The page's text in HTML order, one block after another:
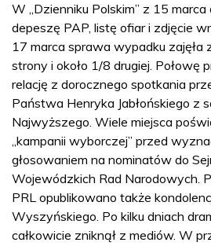
W „Dzienniku Polskim” z 15
depeszę PAP, listę ofiar i zdjęcie
17 marca sprawa wypadku
strony i około 1/8 drugiej. Połowę
relację z dorocznego spotkania
Państwa Henryka Jabłońskiego z
Najwyższego. Wiele miejsca
„kampanii wyborczej” przed
głosowaniem na nominatów do
Wojewódzkich Rad Narodowych.
PRL opublikowano także
Wyszyńskiego. Po kilku dniach
całkowicie zniknął z mediów. W